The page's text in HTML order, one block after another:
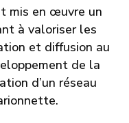
mis en œuvre un
à valoriser les
et diffusion au
de la
d’un réseau